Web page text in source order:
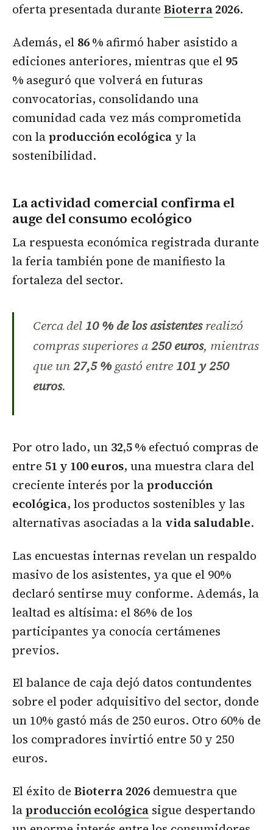
oferta presentada durante Bioterra2026.
Además, el 86 % afirmó haber asistido a
ediciones anteriores, mientras que el 95
% aseguró que volverá en futuras
convocatorias, consolidando una
comunidad cada vez más comprometida
con laproducción ecológica y la
sostenibilidad.
La actividad comercial confirma el
auge del consumo ecológico
La respuesta económica registrada durante
la feria también pone de manifiesto la
fortaleza del sector.
Cerca del10 % de los asistentesrealizó
compras superiores a250 euros, mientras
que un27,5 %gastó entre101 y 250
euros.
Por otro lado, un 32,5 % efectuó compras de
entre 51 y 100 euros, una muestra clara del
creciente interés por laproducción
ecológica, los productos sostenibles y las
alternativas asociadas a la vida saludable.
Las encuestas internas revelan un respaldo
masivo de los asistentes, ya que el 90%
declaró sentirse muy conforme. Además, la
lealtad es altísima: el 86% de los
participantes ya conocía certámenes
previos.
El balance de caja dejó datos contundentes
sobre el poder adquisitivo del sector, donde
un 10% gastó más de 250 euros. Otro 60% de
los compradores invirtió entre 50 y 250
euros.
El éxito de Bioterra 2026 demuestra que
laproducción ecológica sigue despertando